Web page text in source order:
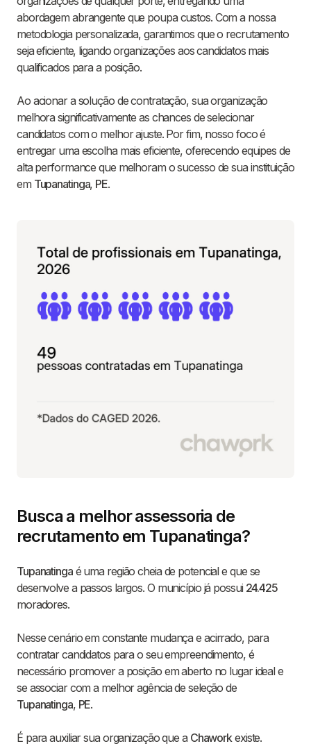
abordagem abrangente que poupa custos. Com a nossa
metodologia personalizada, garantimos que o recrutamento
seja eficiente, ligando organizações aos candidatos mais
qualificados para a posição.
Ao acionar a solução de contratação, sua organização
melhora significativamente as chances de selecionar
candidatos com o melhor ajuste. Por fim, nosso foco é
entregar uma escolha mais eficiente, oferecendo equipes de
alta performance que melhoram o sucesso de sua instituição
em Tupanatinga, PE.
Busca a melhor assessoria de
recrutamento em Tupanatinga?
Tupanatingaé uma região cheia de potencial e que se
desenvolve a passos largos. O município já possui 24.425
moradores.
Nesse cenário em constante mudança e acirrado, para
contratar candidatos para o seu empreendimento, é
necessário promover a posição em aberto no lugar ideal e
se associar com a melhor agência de seleção de
Tupanatinga, PE.
É para auxiliar sua organização que a Chaworkexiste.